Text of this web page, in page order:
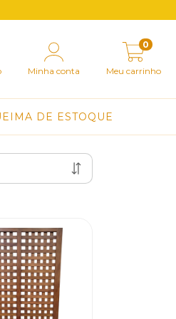
Minha conta Meu carrinho
0
DE ESTOQUE